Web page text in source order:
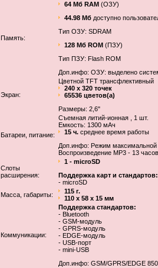
Память:
64 Мб RAM(ОЗУ)
44.98 Мбдоступно
Тип ОЗУ: SDRAM
128 Мб ROM(ПЗУ)
Тип ПЗУ: Flash ROM
Доп.инфо: ОЗУ: выделено
Экран:
Цветной TFT трансфлективный
240 x 320 точек
65536 цветов(а)
Размеры: 2,6"
Батареи, питание:
Cъемная литий-ионная , 1 шт.
Емкость: 1300 мАч
15 ч.среднее время работы
Доп.инфо: Режим максимальной
Воспроизведение МР3 - 13
Слоты
расширения:
1 - microSD
Поддержка карт и стандартов:
- microSD
Масса, габариты:
115 г.
110 x 58 x 15 мм
Коммуникации:
Поддержка стандартов:
- Bluetooth
- GSM-модуль
- GPRS-модуль
- EDGE-модуль
- USB-порт
- mini-USB
Доп.инфо: GSM/GPRS/EDGE